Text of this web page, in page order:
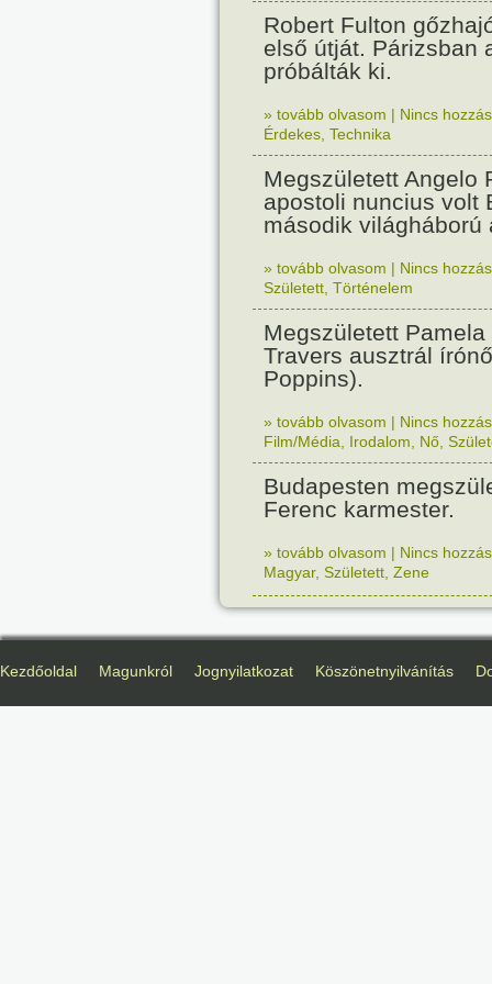
Robert Fulton
első útját. Párizsban
próbálták ki.
» tovább olvasom | Nincs
Érdekes Technika
Megszületett Angelo
apostoli nuncius volt
második világháború
» tovább olvasom | Nincs
Született Történelem
Megszületett Pamela
Travers ausztrál
Poppins).
» tovább olvasom | Nincs
Film/Média
Irodalom Nő
Budapesten
Ferenc karmester.
» tovább olvasom | Nincs
Magyar, Született Zene
Kezdőoldal Magunkról Jognyilatkozat Köszönetnyilvánítás